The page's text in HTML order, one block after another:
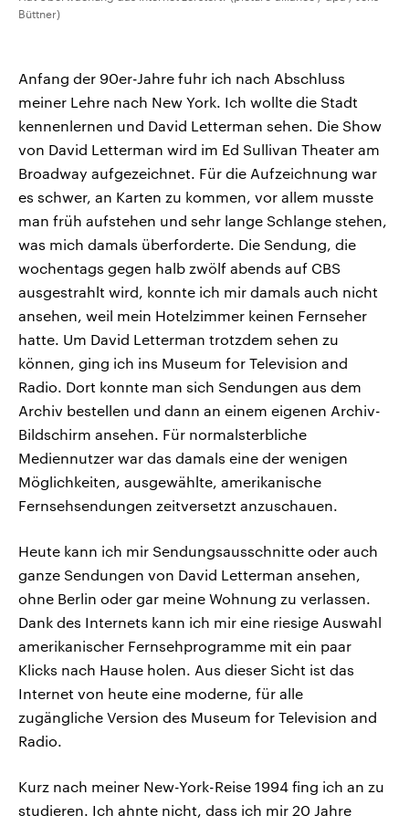
Büttner)
Anfang der 90er-Jahre fuhr ich nach Abschluss
meiner Lehre nach New York. Ich wollte die Stadt
kennenlernen und David Letterman sehen. Die Show
von David Letterman wird im Ed Sullivan Theater am
Broadway aufgezeichnet. Für die Aufzeichnung war
es schwer, an Karten zu kommen, vor allem musste
man früh aufstehen und sehr lange Schlange stehen,
was mich damals überforderte. Die Sendung, die
wochentags gegen halb zwölf abends auf CBS
ausgestrahlt wird, konnte ich mir damals auch nicht
ansehen, weil mein Hotelzimmer keinen Fernseher
hatte. Um David Letterman trotzdem sehen zu
können, ging ich ins Museum for Television and
Radio. Dort konnte man sich Sendungen aus dem
Archiv bestellen und dann an einem eigenen Archiv-
Bildschirm ansehen. Für normalsterbliche
Mediennutzer war das damals eine der wenigen
Möglichkeiten, ausgewählte, amerikanische
Fernsehsendungen zeitversetzt anzuschauen.
Heute kann ich mir Sendungsausschnitte oder auch
ganze Sendungen von David Letterman ansehen,
ohne Berlin oder gar meine Wohnung zu verlassen.
Dank des Internets kann ich mir eine riesige Auswahl
amerikanischer Fernsehprogramme mit ein paar
Klicks nach Hause holen. Aus dieser Sicht ist das
Internet von heute eine moderne, für alle
zugängliche Version des Museum for Television and
Radio.
Kurz nach meiner New-York-Reise 1994 fing ich an zu
studieren. Ich ahnte nicht, dass ich mir 20 Jahre